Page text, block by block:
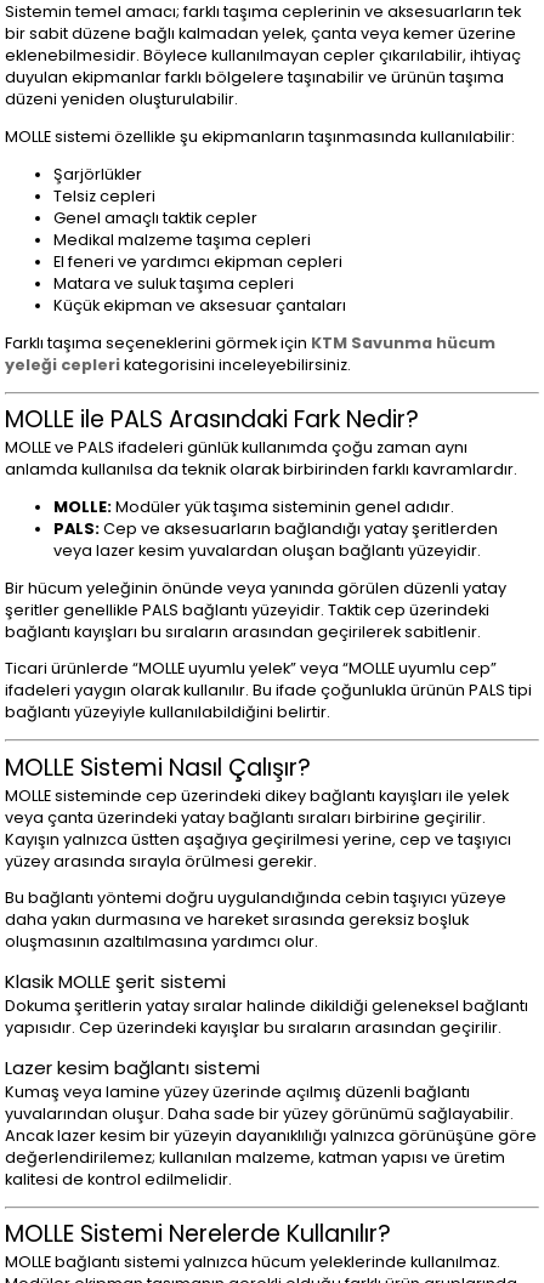
Sistemin temel amacı; farklı taşıma ceplerinin ve aksesuarların tek
bir sabit düzene bağlı kalmadan yelek, çanta veya kemer üzerine
eklenebilmesidir. Böylece kullanılmayan cepler çıkarılabilir, ihtiyaç
duyulan ekipmanlar farklı bölgelere taşınabilir ve ürünün taşıma
düzeni yeniden oluşturulabilir.
MOLLE sistemi özellikle şu ekipmanların taşınmasında kullanılabilir:
Şarjörlükler
Telsiz cepleri
Genel amaçlı taktik cepler
Medikal malzeme taşıma cepleri
El feneri ve yardımcı ekipman cepleri
Matara ve suluk taşıma cepleri
Küçük ekipman ve aksesuar çantaları
Farklı taşıma seçeneklerini görmek için KTM Savunma hücum
yeleği ceplerikategorisini inceleyebilirsiniz.
MOLLE ile PALS Arasındaki Fark Nedir?
MOLLE ve PALS ifadeleri günlük kullanımda çoğu zaman aynı
anlamda kullanılsa da teknik olarak birbirinden farklı kavramlardır.
MOLLE:Modüler yük taşıma sisteminin genel adıdır.
PALS:Cep ve aksesuarların bağlandığı yatay şeritlerden
veya lazer kesim yuvalardan oluşan bağlantı yüzeyidir.
Bir hücum yeleğinin önünde veya yanında görülen düzenli yatay
şeritler genellikle PALS bağlantı yüzeyidir. Taktik cep üzerindeki
bağlantı kayışları bu sıraların arasından geçirilerek sabitlenir.
Ticari ürünlerde “MOLLE uyumlu yelek” veya “MOLLE uyumlu cep”
ifadeleri yaygın olarak kullanılır. Bu ifade çoğunlukla ürünün PALS tipi
bağlantı yüzeyiyle kullanılabildiğini belirtir.
MOLLE Sistemi Nasıl Çalışır?
MOLLE sisteminde cep üzerindeki dikey bağlantı kayışları ile yelek
veya çanta üzerindeki yatay bağlantı sıraları birbirine geçirilir.
Kayışın yalnızca üstten aşağıya geçirilmesi yerine, cep ve taşıyıcı
yüzey arasında sırayla örülmesi gerekir.
Bu bağlantı yöntemi doğru uygulandığında cebin taşıyıcı yüzeye
daha yakın durmasına ve hareket sırasında gereksiz boşluk
oluşmasının azaltılmasına yardımcı olur.
Klasik MOLLE şerit sistemi
Dokuma şeritlerin yatay sıralar halinde dikildiği geleneksel bağlantı
yapısıdır. Cep üzerindeki kayışlar bu sıraların arasından geçirilir.
Lazer kesim bağlantı sistemi
Kumaş veya lamine yüzey üzerinde açılmış düzenli bağlantı
yuvalarından oluşur. Daha sade bir yüzey görünümü sağlayabilir.
Ancak lazer kesim bir yüzeyin dayanıklılığı yalnızca görünüşüne göre
değerlendirilemez; kullanılan malzeme, katman yapısı ve üretim
kalitesi de kontrol edilmelidir.
MOLLE Sistemi Nerelerde Kullanılır?
MOLLE bağlantı sistemi yalnızca hücum yeleklerinde kullanılmaz.